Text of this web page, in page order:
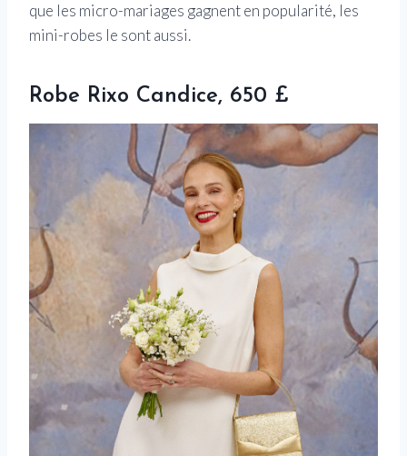
que les micro-mariages gagnent en popularité, les
mini-robes le sont aussi.
Robe Rixo Candice, 650 £